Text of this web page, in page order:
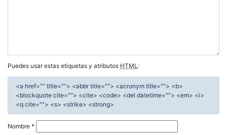
Puedes usar estas etiquetas y atributos HTML:
<a href="" title=""> <abbr title=""> <acronym title=""> <b>
<blockquote cite=""> <cite> <code> <del datetime=""> <em> <i>
<q cite=""> <s> <strike> <strong>
Nombre *